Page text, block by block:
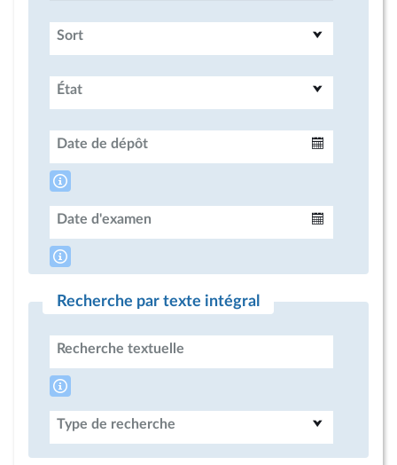
Sort
État
Date de dépôt
Date d'examen
Recherche par texte intégral
Recherche textuelle
Type de recherche